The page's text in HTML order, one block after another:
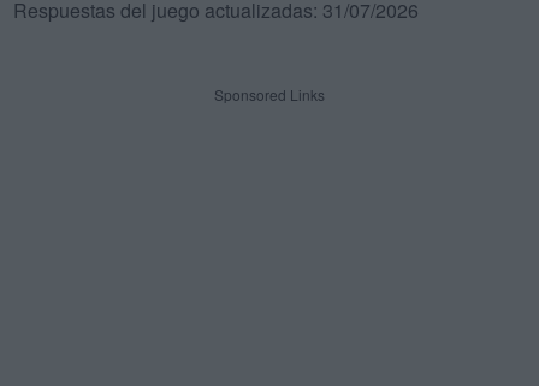
Respuestas del juego actualizadas: 31/07/2026
Sponsored Links